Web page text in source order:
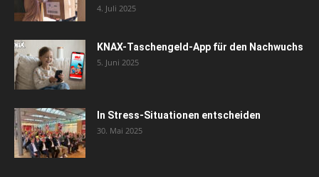
4. Juli 2025
KNAX-Taschengeld-App für den Nachwuchs
5. Juni 2025
In Stress-Situationen entscheiden
30. Mai 2025